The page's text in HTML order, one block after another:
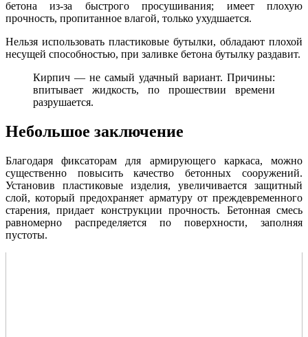
бетона из-за быстрого просушивания; имеет плохую
прочность, пропитанное влагой, только ухудшается.
Нельзя использовать пластиковые бутылки, обладают плохой
несущей способностью, при заливке бетона бутылку раздавит.
Кирпич — не самый удачный вариант. Причины:
впитывает жидкость, по прошествии времени
разрушается.
Небольшое заключение
Благодаря фиксаторам для армирующего каркаса, можно
существенно повысить качество бетонных сооружений.
Установив пластиковые изделия, увеличивается защитный
слой, который предохраняет арматуру от преждевременного
старения, придает конструкции прочность. Бетонная смесь
равномерно распределяется по поверхности, заполняя
пустоты.